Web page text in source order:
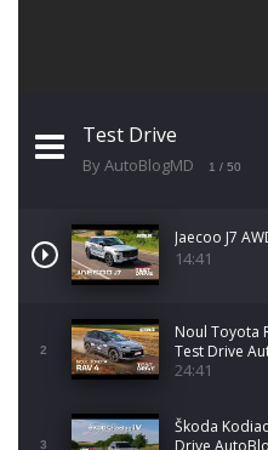
Test Drive
By AutoBlogMD 1 / 50
Jaecoo J7
14:41
2
Noul Toyota
Test Drive
24:41
3
Škoda
Drive